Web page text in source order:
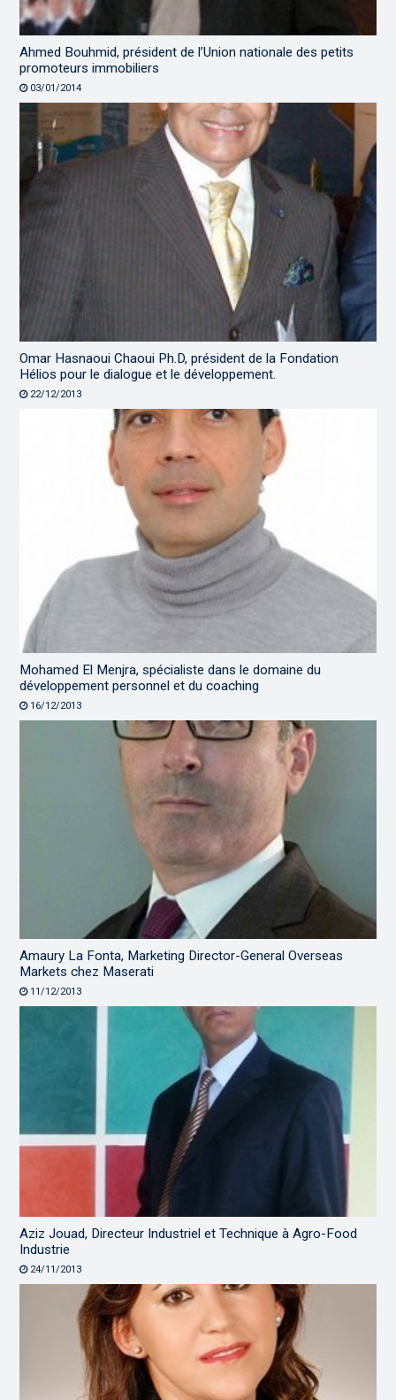
Ahmed Bouhmid, président de l’Union nationale des petits
promoteurs immobiliers
03/01/2014
Omar Hasnaoui Chaoui Ph.D, président de la Fondation
Hélios pour le dialogue et le développement.
22/12/2013
Mohamed El Menjra, spécialiste dans le domaine du
développement personnel et du coaching
16/12/2013
Amaury La Fonta, Marketing Director-General Overseas
Markets chez Maserati
11/12/2013
Aziz Jouad, Directeur Industriel et Technique à Agro-Food
Industrie
24/11/2013